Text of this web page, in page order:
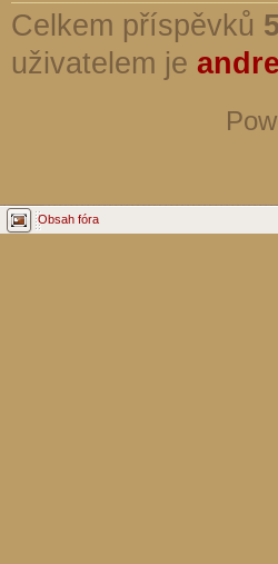
Celkem příspěvků
uživatelem je
Obsah fóra